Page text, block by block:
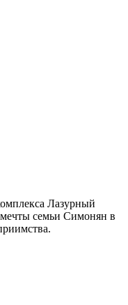
Лазурный
семьи Симонян в